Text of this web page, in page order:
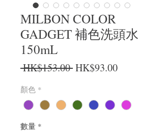
MILBON COLOR
GADGET 補色洗頭水
150mL
HK$153.00 一般價格
HK$93.00促銷價格
顏色 *
數量 *